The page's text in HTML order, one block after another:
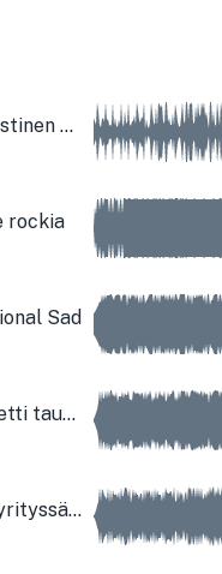
Sport Live akustinen kitara
rockia
Sad
Syksyn trumpetti tausta yritys
Monipuolinen yrityssähkökitara